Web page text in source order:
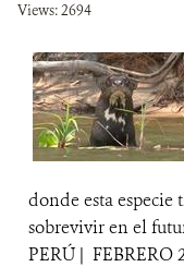
Views: 2694
donde esta especie
sobrevivir en el
PERÚ | FEBRERO